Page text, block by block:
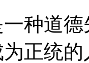
种道
正统